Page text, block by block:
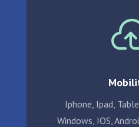
Iphone, Ipad,
Windows, IOS,